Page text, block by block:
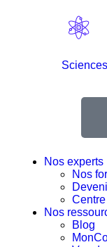
Nos experts
Nos
Centre
Nos
Blog